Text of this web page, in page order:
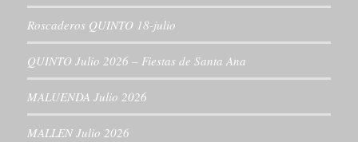
Roscaderos QUINTO 18-julio
QUINTO Julio 2026 – Fiestas de Santa Ana
MALUENDA Julio 2026
MALLEN Julio 2026